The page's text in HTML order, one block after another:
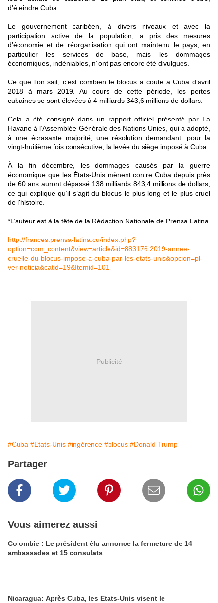
d’éteindre Cuba.
Le gouvernement caribéen, à divers niveaux et avec la
participation active de la population, a pris des mesures
d’économie et de réorganisation qui ont maintenu le pays, en
particulier les services de base, mais les dommages
économiques, indéniables, n´ont pas encore été divulgués.
Ce que l’on sait, c’est combien le blocus a coûté à Cuba d’avril
2018 à mars 2019. Au cours de cette période, les pertes
cubaines se sont élevées à 4 milliards 343,6 millions de dollars.
Cela a été consigné dans un rapport officiel présenté par La
Havane à l’Assemblée Générale des Nations Unies, qui a adopté,
à une écrasante majorité, une résolution demandant, pour la
vingt-huitième fois consécutive, la levée du siège imposé à Cuba.
À la fin décembre, les dommages causés par la guerre
économique que les États-Unis mènent contre Cuba depuis près
de 60 ans auront dépassé 138 milliards 843,4 millions de dollars,
ce qui explique qu’il s’agit du blocus le plus long et le plus cruel
de l’histoire.
*L’auteur est à la tête de la Rédaction Nationale de Prensa Latina
http://frances.prensa-latina.cu/index.php?
option=com_content&view=article&id=883176:2019-annee-
cruelle-du-blocus-impose-a-cuba-par-les-etats-unis&opcion=pl-
ver-noticia&catid=19&Itemid=101
Publicité
#Cuba #Etats-Unis #ingérence #blocus #Donald Trump
Partager
Vous aimerez aussi
Colombie : Le président élu annonce la fermeture de 14
ambassades et 15 consulats
Nicaragua: Après Cuba, les Etats-Unis visent le